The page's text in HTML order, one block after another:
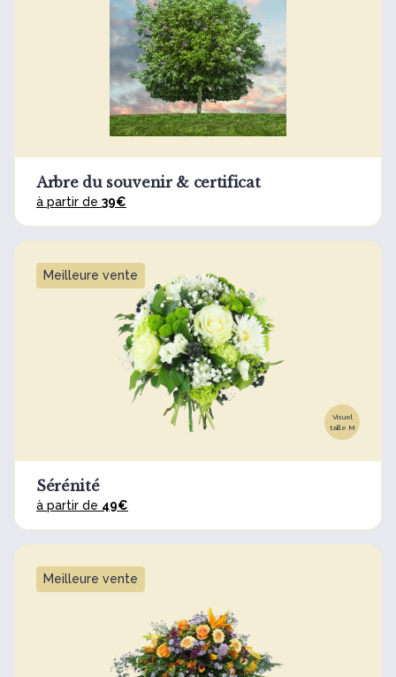
Arbre du souvenir & certificat
à partir de 39€
Meilleure vente
Visuel
taille M
Sérénité
à partir de 49€
Meilleure vente